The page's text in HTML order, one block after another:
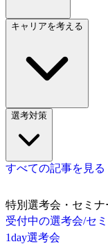
キャリアを考える
選考対策
すべての記事を見る
特別選考会・セミナ
受付中の選考会/セ
1day選考会